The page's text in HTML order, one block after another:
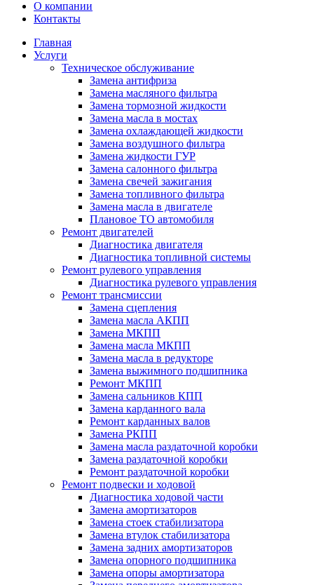
О компании
Контакты
Главная
Услуги
Техническое обслуживание
Замена антифриза
Замена масляного фильтра
Замена тормозной жидкости
Замена масла в мостах
Замена охлаждающей жидкости
Замена воздушного фильтра
Замена жидкости ГУР
Замена салонного фильтра
Замена свечей зажигания
Замена топливного фильтра
Замена масла в двигателе
Плановое ТО автомобиля
Ремонт двигателей
Диагностика двигателя
Диагностика топливной системы
Ремонт рулевого управления
Диагностика рулевого управления
Ремонт трансмиссии
Замена сцепления
Замена масла АКПП
Замена МКПП
Замена масла МКПП
Замена масла в редукторе
Замена выжимного подшипника
Ремонт МКПП
Замена сальников КПП
Замена карданного вала
Ремонт карданных валов
Замена РКПП
Замена масла раздаточной коробки
Замена раздаточной коробки
Ремонт раздаточной коробки
Ремонт подвески и ходовой
Диагностика ходовой части
Замена амортизаторов
Замена стоек стабилизатора
Замена втулок стабилизатора
Замена задних амортизаторов
Замена опорного подшипника
Замена опоры амортизатора